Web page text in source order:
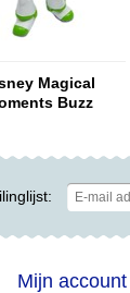
Magical
Buzz
Mijn account